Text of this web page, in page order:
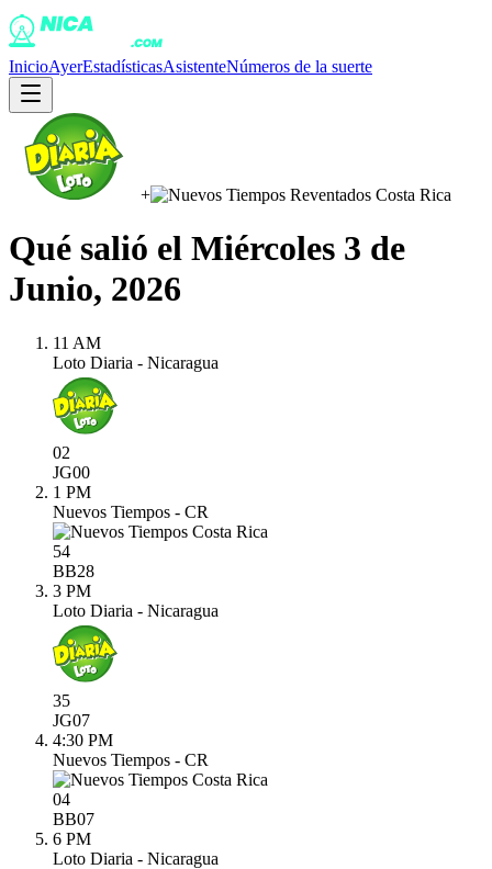
InicioAyerEstadísticasAsistenteNúmeros de la suerte
+
Qué salió el Miércoles 3 de
Junio, 2026
11 AM
Loto Diaria - Nicaragua
02
JG00
1 PM
Nuevos Tiempos - CR
54
BB28
3 PM
Loto Diaria - Nicaragua
35
JG07
4:30 PM
Nuevos Tiempos - CR
04
BB07
6 PM
Loto Diaria - Nicaragua